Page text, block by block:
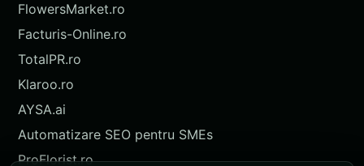
FlowersMarket.ro
Facturis-Online.ro
TotalPR.ro
Klaroo.ro
AYSA.ai
Automatizare SEO pentru SMEs
ProFlorist.ro